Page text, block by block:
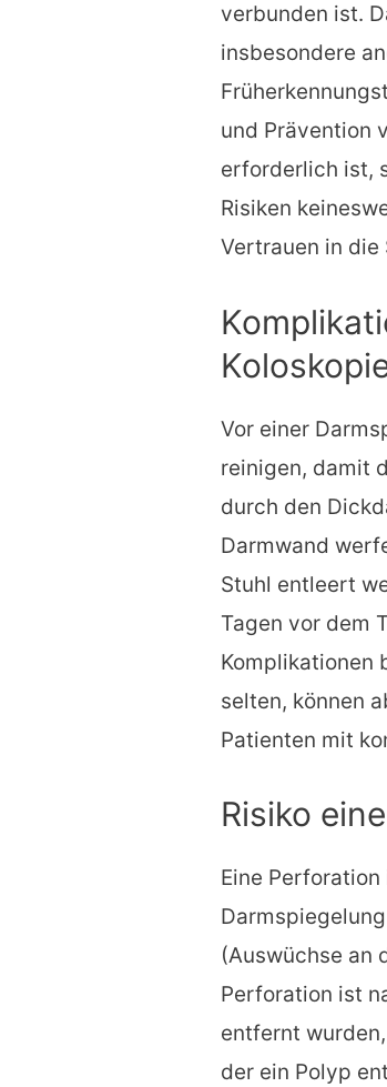
verbunden ist.
insbesondere
und Prävention
erforderlich ist,
Risiken
Vertrauen in die
Vor einer
reinigen, damit
durch den
Darmwand
Stuhl entleert
Tagen vor dem
Komplikationen
selten, können
Patienten mit
Risiko
Eine
(Auswüchse an
Perforation ist
entfernt
der ein Polyp